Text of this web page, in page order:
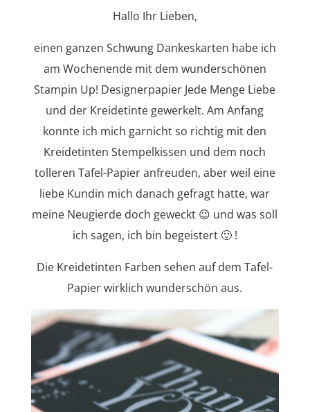
Hallo Ihr Lieben,
einen ganzen Schwung Dankeskarten habe ich
am Wochenende mit dem wunderschönen
Stampin Up! Designerpapier Jede Menge Liebe
und der Kreidetinte gewerkelt. Am Anfang
konnte ich mich garnicht so richtig mit den
Kreidetinten Stempelkissen und dem noch
tolleren Tafel-Papier anfreuden, aber weil eine
liebe Kundin mich danach gefragt hatte, war
meine Neugierde doch geweckt 😉 und was soll
ich sagen, ich bin begeistert 🙂 !
Die Kreidetinten Farben sehen auf dem Tafel-
Papier wirklich wunderschön aus.